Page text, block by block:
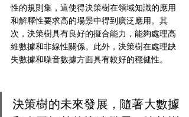
性的規則集，這使得決策樹在領域知識的應用
和解釋性要求高的場景中得到廣泛應用。其
次，決策樹具有良好的擬合能力，能夠處理高
維數據和非線性關係。此外，決策樹在處理缺
失數據和噪音數據方面具有較好的穩健性。
決策樹的未來發展，隨著大數據